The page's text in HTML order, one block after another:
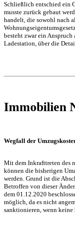
Schließlich entschied ein
musste zurück gebaut
handelt, die sowohl nach
besteht zwar ein
Ladestation, über die
Immobilien
Wegfall der
Mit dem Inkrafttreten des
können die bisherigen
werden. Grund ist die
Betroffen von dieser
dem 01.12.2020
möglich, da es nicht
sanktionieren, wenn